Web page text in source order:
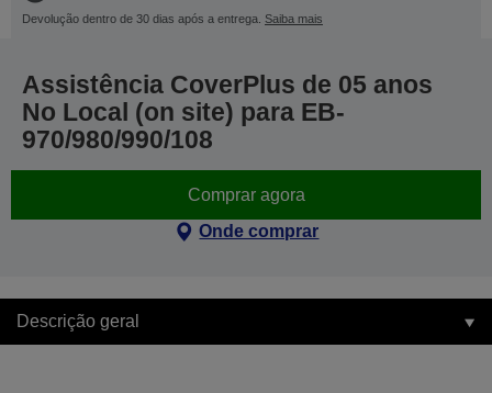
Devolução dentro de 30 dias após a entrega. Saiba mais
Assistência CoverPlus de 05 anos
No Local (on site) para EB-
970/980/990/108
Comprar agora
Onde comprar
Descrição geral